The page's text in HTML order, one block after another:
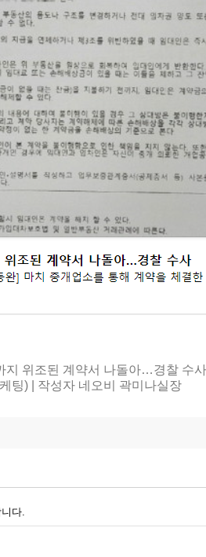
지 위조된 계약서 나돌아…경찰
팅) | 작성자 네오비 곽미나실장